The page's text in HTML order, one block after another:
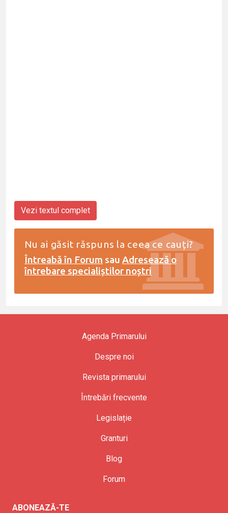
Vezi textul complet
Nu ai găsit răspuns la ceea ce cauți?
Întreabă în Forum sau Adresează o
întrebare specialiștilor noștri
Agenda Primarului
Despre noi
Revista primarului
Întrebări frecvente
Legislație
Granturi
Blog
Forum
ABONEAZĂ-TE